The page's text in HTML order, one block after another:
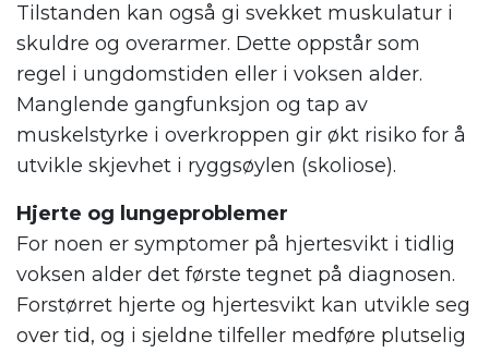
Tilstanden kan også gi svekket muskulatur i
skuldre og overarmer. Dette oppstår som
regel i ungdomstiden eller i voksen alder.
Manglende gangfunksjon og tap av
muskelstyrke i overkroppen gir økt risiko for å
utvikle skjevhet i ryggsøylen (skoliose).
Hjerte og lungeproblemer
For noen er symptomer på hjertesvikt i tidlig
voksen alder det første tegnet på diagnosen.
Forstørret hjerte og hjertesvikt kan utvikle seg
over tid, og i sjeldne tilfeller medføre plutselig